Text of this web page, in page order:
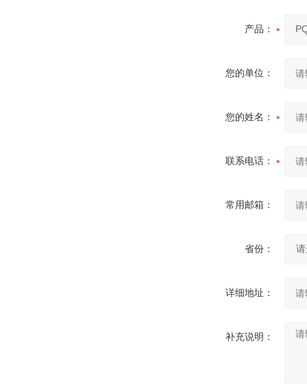
产品：
您的单位：
您的姓名：
联系电话：
常用邮箱：
省份：
详细地址：
补充说明：